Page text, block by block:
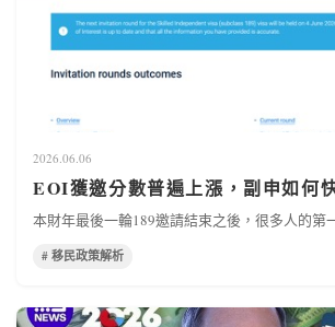
2026.06.06
EOI獲邀分數普遍上漲，副申如何
本財年最後一輪189邀請結束之後，很多人的第
# 移民政策解析